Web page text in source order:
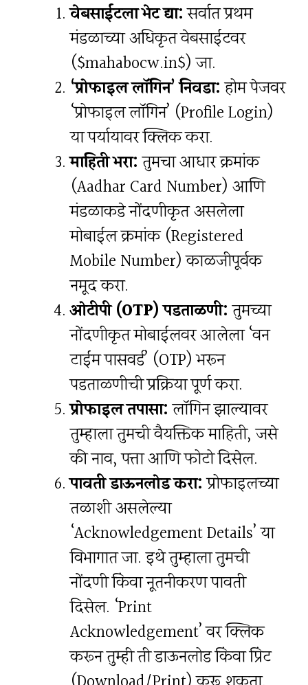
वेबसाईटला भेट द्या:सर्वात प्रथम
मंडळाच्या अधिकृत वेबसाईटवर
($mahabocw.in$) जा.
‘प्रोफाइल लॉगिन’ निवडा:होम पेजवर
‘प्रोफाइल लॉगिन’ (Profile Login)
या पर्यायावर क्लिक करा.
माहिती भरा:तुमचा आधार क्रमांक
(Aadhar Card Number) आणि
मंडळाकडे नोंदणीकृत असलेला
मोबाईल क्रमांक (Registered
Mobile Number) काळजीपूर्वक
नमूद करा.
ओटीपी (OTP) पडताळणी:तुमच्या
नोंदणीकृत मोबाईलवर आलेला ‘वन
टाईम पासवर्ड’ (OTP) भरून
पडताळणीची प्रक्रिया पूर्ण करा.
प्रोफाइल तपासा:लॉगिन झाल्यावर
तुम्हाला तुमची वैयक्तिक माहिती, जसे
की नाव, पत्ता आणि फोटो दिसेल.
पावती डाऊनलोड करा:प्रोफाइलच्या
तळाशी असलेल्या
‘Acknowledgement Details’ या
विभागात जा. इथे तुम्हाला तुमची
नोंदणी किंवा नूतनीकरण पावती
दिसेल. ‘Print
Acknowledgement’ वर क्लिक
करून तुम्ही ती डाऊनलोड किंवा प्रिंट